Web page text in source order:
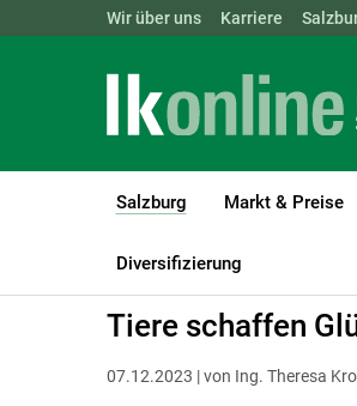
Landwirtschaftskammern:
Wir über uns Karriere
Salzburg
(current)1
Markt & Preise
Diversifizierung
LK Salzburg Salzburg
Tiere schaffen
07.12.2023 | von Ing. Theresa